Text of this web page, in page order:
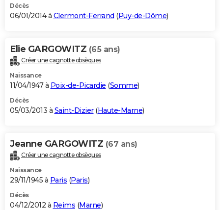
Décès
06/01/2014 à Clermont-Ferrand (Puy-de-Dôme)
Elie GARGOWITZ (65 ans)
Créer une cagnotte obsèques
Naissance
11/04/1947 à Poix-de-Picardie (Somme)
Décès
05/03/2013 à Saint-Dizier(Haute-Marne)
Jeanne GARGOWITZ (67 ans)
Créer une cagnotte obsèques
Naissance
29/11/1945 à Paris (Paris)
Décès
04/12/2012 à Reims (Marne)